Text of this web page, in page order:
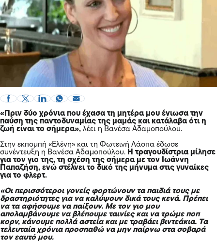
«Πριν δύο χρόνια που έχασα τη μητέρα μου ένιωσα την
παύση της παντοδυναμίας της μαμάς και κατάλαβα ότι η
ζωή είναι το σήμερα», λέει η Βανέσα Αδαμοπούλου.
Στην εκπομπή «Ελένη» και τη Φωτεινή Λάσπα έδωσε
συνέντευξη η Βανέσα Αδαμοπούλου. Η τραγουδίστρια μίλησε
για τον γιο της, τη σχέση της σήμερα με τον Ιωάννη
Παπαζήση, ενώ στέλνει το δικό της μήνυμα στις γυναίκες
για το φλερτ.
«Οι περισσότεροι γονείς φορτώνουν τα παιδιά τους με
δραστηριότητες για να καλύψουν δικά τους κενά. Πρέπει
να τα αφήσουμε να παίξουν. Με τον γιο μου
απολαμβάνουμε να βλέπουμε ταινίες και να τρώμε ποπ
κορν, κάνουμε πολλά αστεία και με τραβάει βιντεάκια. Τα
τελευταία χρόνια προσπαθώ να μην παίρνω στα σοβαρά
τον εαυτό μου.